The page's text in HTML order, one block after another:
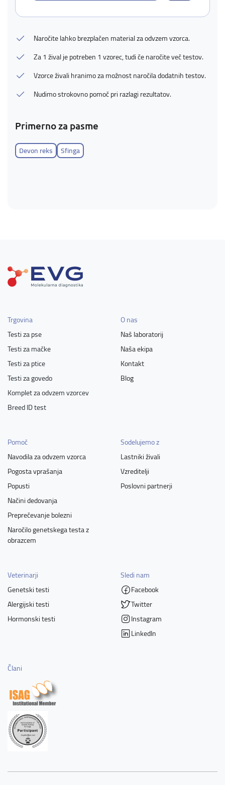
Naročite lahko brezplačen material za odvzem vzorca.
Za 1 žival je potreben 1 vzorec, tudi če naročite več testov.
Vzorce živali hranimo za možnost naročila dodatnih testov.
Nudimo strokovno pomoč pri razlagi rezultatov.
Primerno za pasme
Devon reks Sfinga
Trgovina
Testi za pse
Testi za mačke
Testi za ptice
Testi za govedo
Komplet za odvzem vzorcev
Breed ID test
O nas
Naš laboratorij
Naša ekipa
Kontakt
Blog
Pomoč
Navodila za odvzem vzorca
Pogosta vprašanja
Popusti
Načini dedovanja
Preprečevanje bolezni
Naročilo genetskega testa z
obrazcem
Sodelujemo z
Lastniki živali
Vzreditelji
Poslovni partnerji
Veterinarji
Genetski testi
Alergijski testi
Hormonski testi
Sledi nam
Facebook
Twitter
Instagram
LinkedIn
Člani